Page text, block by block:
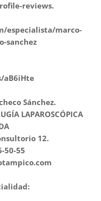
reviews.
especialista/marco-
sanchez
aB6iHte
Sánchez.
LAPAROSCÓPICA
12.
50-55